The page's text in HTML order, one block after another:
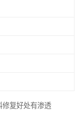
修复好处有渗透